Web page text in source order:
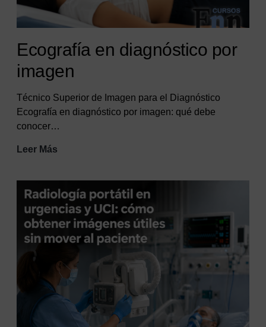
Ecografía en diagnóstico por
imagen
Técnico Superior de Imagen para el Diagnóstico
Ecografía en diagnóstico por imagen: qué debe
conocer…
Leer Más
por
imagen